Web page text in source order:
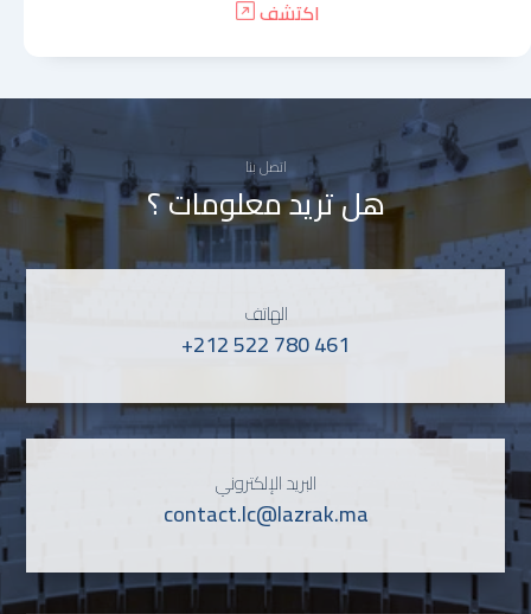
اكتشف
اتصل بنا
هل تريد معلومات ؟
الهاتف
+212 522 780 461
البريد الإلكتروني
contact.lc@lazrak.ma